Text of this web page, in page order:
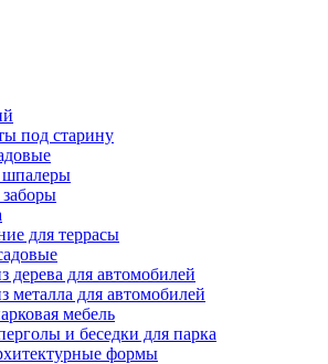
под старину
для террасы
дерева для автомобилей
металла для автомобилей
мебель
и беседки для парка
формы